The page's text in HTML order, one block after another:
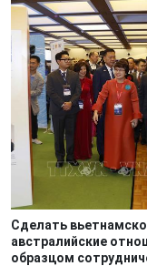
Сделать
австралийские
образцом